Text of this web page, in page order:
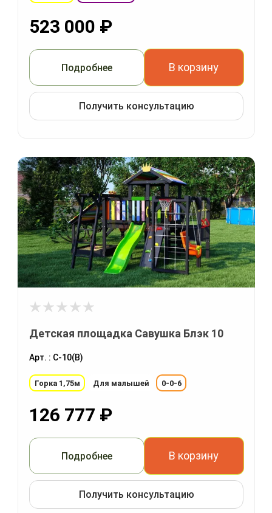
523 000 ₽
Подробнее В корзину
Получить консультацию
Детская площадка Савушка Блэк 10
Арт. : С-10(В)
Горка 1,75м Для малышей 0-0-6
126 777 ₽
Подробнее В корзину
Получить консультацию